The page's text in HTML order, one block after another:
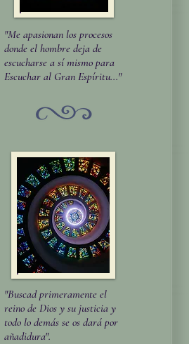
"Me apasionan los procesos
donde el hombre deja de
escucharse a sí mismo para
Escuchar al Gran Espíritu..."
"Buscad primeramente el
reino de Dios y su justicia y
todo lo demás se os dará por
añadidura".